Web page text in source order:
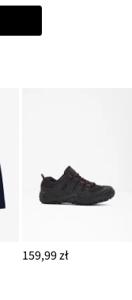
159,99 zł